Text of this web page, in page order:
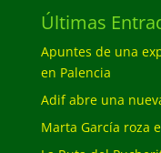
Últimas
Apuntes de una
en Palencia
Adif abre una
Marta García roza